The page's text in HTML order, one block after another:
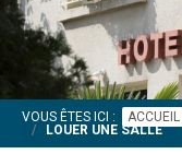
VOUS ÊTES ICI : ACCUEIL
LOUER UNE SALLE